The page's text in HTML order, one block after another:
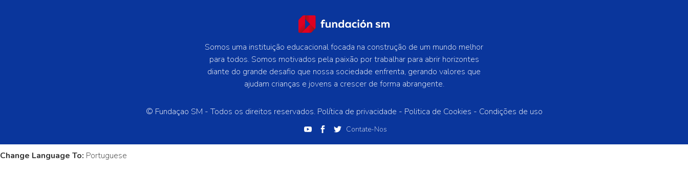
Somos uma instituição educacional focada na construção de um mundo melhor
para todos. Somos motivados pela paixão por trabalhar para abrir horizontes
diante do grande desafio que nossa sociedade enfrenta, gerando valores que
ajudam crianças e jovens a crescer de forma abrangente.
© Fundaçao SM - Todos os direitos reservados. Política de privacidade - Politica de Cookies - Condições de uso
Contate-Nos
Change Language To: Portuguese